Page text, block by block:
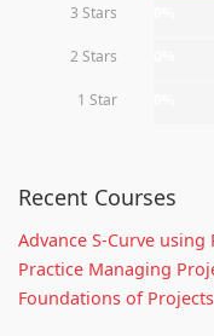
3 Stars
2 Stars
1 Star
Recent Courses
Advance S-Curve using
Practice Managing
Foundations of